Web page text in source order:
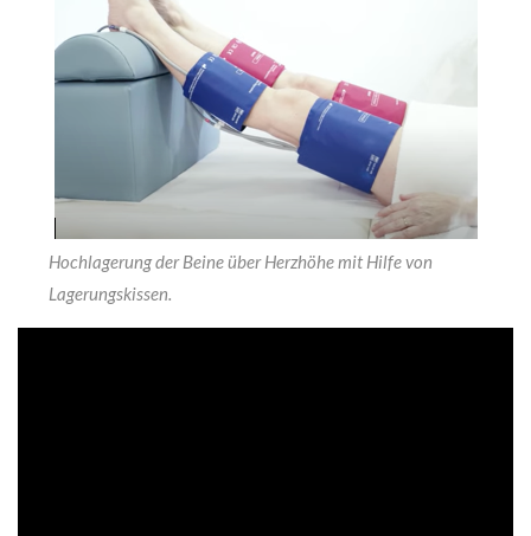
Hochlagerung der Beine über Herzhöhe mit Hilfe von
Lagerungskissen.